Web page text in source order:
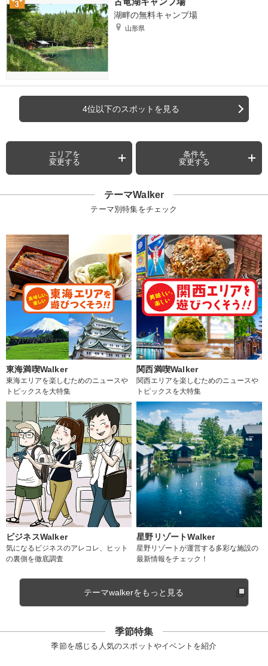
湖畔の無料キャンプ場
山形県
4位以下のスポットを見る
エリアを
変更する
条件を
変更する
テーマWalker
テーマ別特集をチェック
東海満喫Walker
東海エリアを楽しむためのニュースや
トピックスを大特集
関西満喫Walker
関西エリアを楽しむためのニュースや
トピックスを大特集
ビジネスWalker
気になるビジネスのアレコレ、ヒット
の裏側を徹底調査
星野リゾートWalker
星野リゾートが運営する多彩な施設の
最新情報をチェック！
テーマwalkerをもっと見る
季節特集
季節を感じる人気のスポットやイベントを紹介